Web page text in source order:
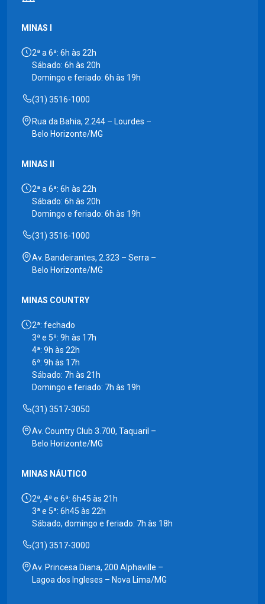
MINAS I
2ª a 6ª: 6h às 22h
Sábado: 6h às 20h
Domingo e feriado: 6h às 19h
(31) 3516-1000
Rua da Bahia, 2.244 – Lourdes –
Belo Horizonte/MG
MINAS II
2ª a 6ª: 6h às 22h
Sábado: 6h às 20h
Domingo e feriado: 6h às 19h
(31) 3516-1000
Av. Bandeirantes, 2.323 – Serra –
Belo Horizonte/MG
MINAS COUNTRY
2ª: fechado
3ª e 5ª: 9h às 17h
4ª: 9h às 22h
6ª: 9h às 17h
Sábado: 7h às 21h
Domingo e feriado: 7h às 19h
(31) 3517-3050
Av. Country Club 3.700, Taquaril –
Belo Horizonte/MG
MINAS NÁUTICO
2ª, 4ª e 6ª: 6h45 às 21h
3ª e 5ª: 6h45 às 22h
Sábado, domingo e feriado: 7h às 18h
(31) 3517-3000
Av. Princesa Diana, 200 Alphaville –
Lagoa dos Ingleses – Nova Lima/MG